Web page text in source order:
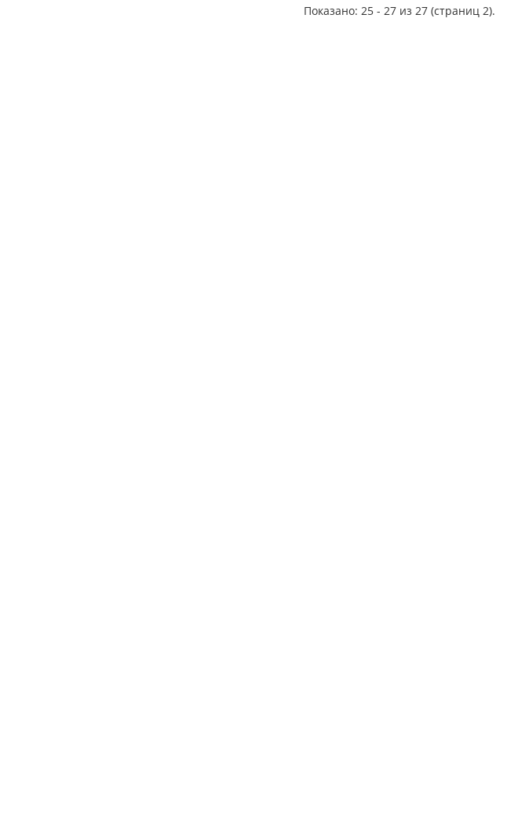
Показано: 25 - 27 из 27 (страниц 2).